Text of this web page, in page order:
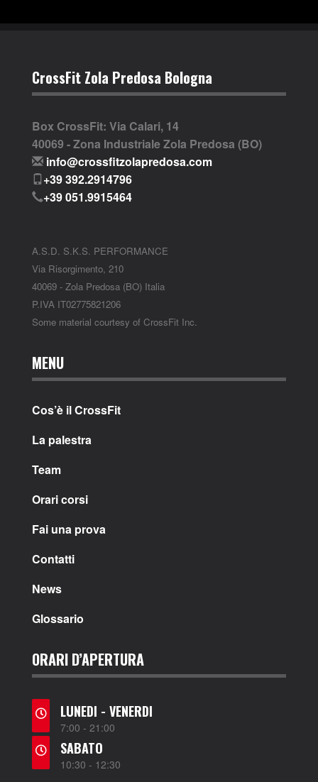
CrossFit Zola Predosa Bologna
Box CrossFit: Via Calari, 14
40069 - Zona Industriale Zola Predosa (BO)
info@crossfitzolapredosa.com
+39 392.2914796
+39 051.9915464
A.S.D. S.K.S. PERFORMANCE
Via Risorgimento, 210
40069 - Zola Predosa (BO) Italia
P.IVA IT02775821206
Some material courtesy of CrossFit Inc.
MENU
Cos’è il CrossFit
La palestra
Team
Orari corsi
Fai una prova
Contatti
News
Glossario
ORARI D’APERTURA
LUNEDI - VENERDI
7:00 - 21:00
SABATO
10:30 - 12:30